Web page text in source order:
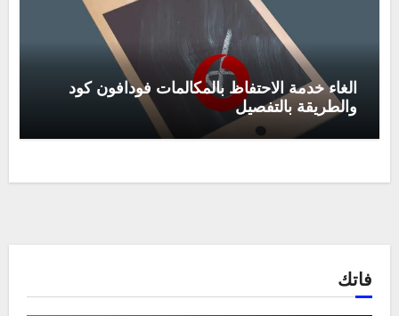
الغاء خدمة الاحتفاظ بالمكالمات فودافون كود
والطريقة بالتفصيل
فاتك